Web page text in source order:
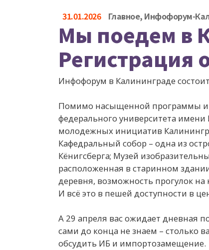
31.01.2026 Главное, Инфофорум-
Мы поедем в
Регистрация
Инфофорум в Калининграде
Помимо насыщенной программы и
федерального университета
молодежных инициатив
Кафедральный собор – одна из
Кёнигсберга; Музей
расположенная в старинном
деревня, возможность прогулок на
И всё это в пешей доступности в
А 29 апреля вас ожидает дневная
сами до конца не знаем – столько
обсудить ИБ и импортозамещение.